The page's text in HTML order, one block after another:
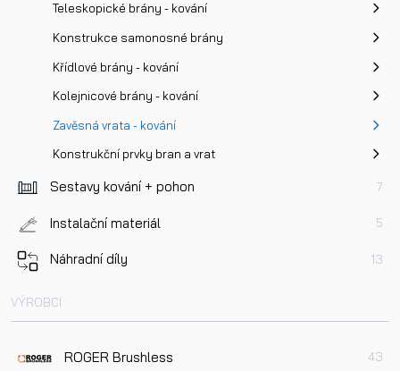
Teleskopické brány - kování
Konstrukce samonosné brány
Křídlové brány - kování
Kolejnicové brány - kování
Zavěsná vrata - kování
Konstrukční prvky bran a vrat
Sestavy kování + pohon 7
Instalační materiál 5
Náhradní díly 13
VÝROBCI
ROGER Brushless 43